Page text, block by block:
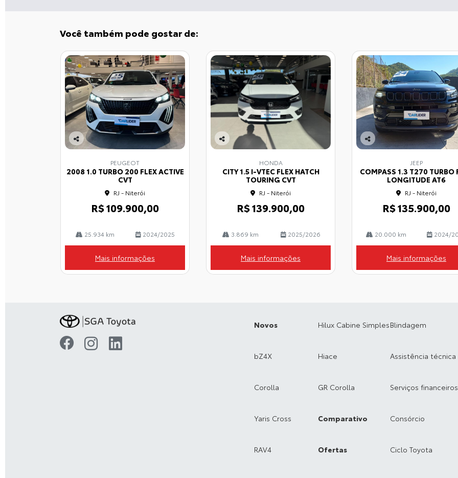
Você também pode gostar de:
Co
lhe
PEUGEOT
2008 1.0 TURBO 200 FLEX ACTIVE
CVT
RJ - Niterói
R$ 109.900,00
25.934 km 2024/2025
Mais informações
Co
lhe
HONDA
CITY 1.5 I-VTEC FLEX HATCH
TOURING CVT
RJ - Niterói
R$ 139.900,00
3.869 km 2025/2026
Mais informações
Co
lhe
JEEP
COMPASS 1.3 T270 TURBO
LONGITUDE AT6
RJ - Niterói
R$ 135.900,00
20.000 km 2024/
Mais informações
Novos
bZ4X
Corolla
Yaris Cross
RAV4
Hilux Cabine Simples
Hiace
GR Corolla
Comparativo
Ofertas
Blindagem
Assistência técnica
Serviços financeiros
Consórcio
Ciclo Toyota